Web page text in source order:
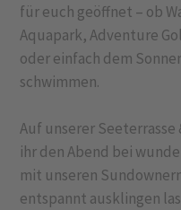
für euch geöffnet – ob
Aquapark, Adventure
oder einfach dem
schwimmen.
Auf unserer
ihr den Abend bei
mit unseren
entspannt ausklingen